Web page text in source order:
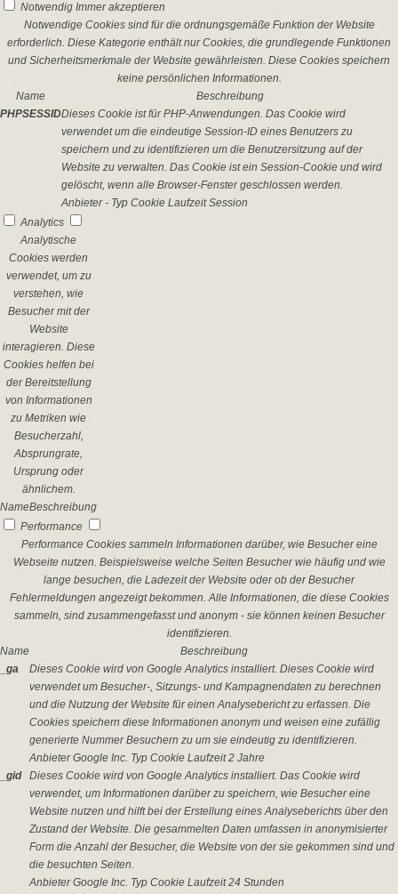
Notwendig Immer akzeptieren
Notwendige Cookies sind für die ordnungsgemäße Funktion der Website
erforderlich. Diese Kategorie enthält nur Cookies, die grundlegende Funktionen
und Sicherheitsmerkmale der Website gewährleisten. Diese Cookies speichern
keine persönlichen Informationen.
Name
Beschreibung
PHPSESSIDDieses Cookie ist für PHP-Anwendungen. Das Cookie wird
verwendet um die eindeutige Session-ID eines Benutzers zu
speichern und zu identifizieren um die Benutzersitzung auf der
Website zu verwalten. Das Cookie ist ein Session-Cookie und wird
gelöscht, wenn alle Browser-Fenster geschlossen werden.
Anbieter - Typ Cookie Laufzeit Session
Analytics
Analytische
Cookies werden
verwendet, um zu
verstehen, wie
Besucher mit der
Website
interagieren. Diese
Cookies helfen bei
der Bereitstellung
von Informationen
zu Metriken wie
Besucherzahl,
Absprungrate,
Ursprung oder
ähnlichem.
NameBeschreibung
Performance
Performance Cookies sammeln Informationen darüber, wie Besucher eine
Webseite nutzen. Beispielsweise welche Seiten Besucher wie häufig und wie
lange besuchen, die Ladezeit der Website oder ob der Besucher
Fehlermeldungen angezeigt bekommen. Alle Informationen, die diese Cookies
sammeln, sind zusammengefasst und anonym - sie können keinen Besucher
identifizieren.
Name
Beschreibung
_ga
Dieses Cookie wird von Google Analytics installiert. Dieses Cookie wird
verwendet um Besucher-, Sitzungs- und Kampagnendaten zu berechnen
und die Nutzung der Website für einen Analysebericht zu erfassen. Die
Cookies speichern diese Informationen anonym und weisen eine zufällig
generierte Nummer Besuchern zu um sie eindeutig zu identifizieren.
Anbieter Google Inc. Typ Cookie Laufzeit 2 Jahre
_gid
Dieses Cookie wird von Google Analytics installiert. Das Cookie wird
verwendet, um Informationen darüber zu speichern, wie Besucher eine
Website nutzen und hilft bei der Erstellung eines Analyseberichts über den
Zustand der Website. Die gesammelten Daten umfassen in anonymisierter
Form die Anzahl der Besucher, die Website von der sie gekommen sind und
die besuchten Seiten.
Anbieter Google Inc. Typ Cookie Laufzeit 24 Stunden